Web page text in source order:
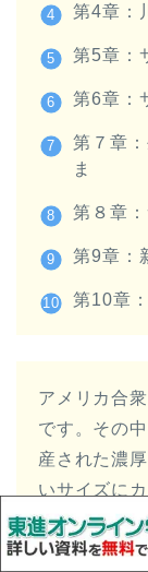
第4章：
第5章：
第6章：
第７章
ま
第８章
第9章：
第10章
アメリカ合
です。その
産された濃
いサイズに
ぴったりで
食べていた